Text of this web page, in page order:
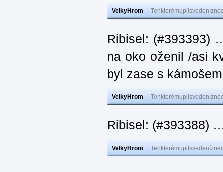
VelkyHrom
Ribisel: (#393393)
na oko oženil /asi
byl zase s
VelkyHrom
Ribisel: (#393388)
VelkyHrom